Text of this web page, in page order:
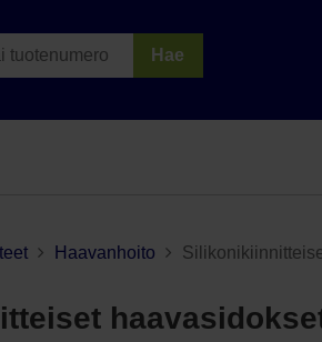
Hae
Haavanhoito